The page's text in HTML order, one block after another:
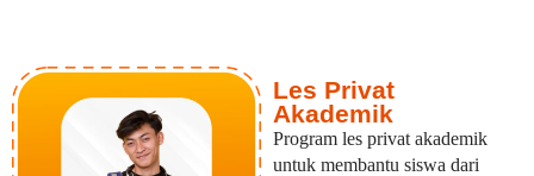
Les Privat
Akademik
Program les privat akademik
untuk membantu siswa dari